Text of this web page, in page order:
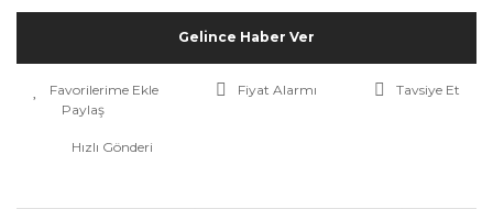
Gelince Haber Ver
Fiyat Alarmı
Tavsiye Et
Paylaş
Hızlı Gönderi